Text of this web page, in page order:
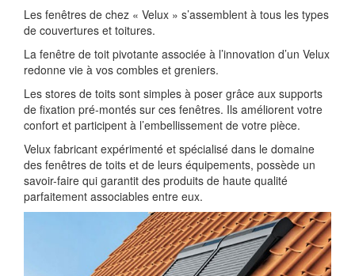
Les fenêtres de chez « Velux » s’assemblent à tous les types
de couvertures et toitures.
La fenêtre de toit pivotante associée à l’innovation d’un Velux
redonne vie à vos combles et greniers.
Les stores de toits sont simples à poser grâce aux supports
de fixation pré-montés sur ces fenêtres. Ils améliorent votre
confort et participent à l’embellissement de votre pièce.
Velux fabricant expérimenté et spécialisé dans le domaine
des fenêtres de toits et de leurs équipements, possède un
savoir-faire qui garantit des produits de haute qualité
parfaitement associables entre eux.